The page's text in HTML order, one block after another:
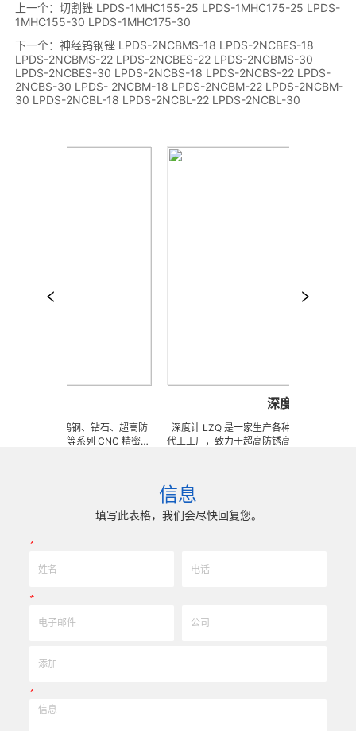
上一个： 切割锉 LPDS-1MHC155-25 LPDS-1MHC175-25 LPDS-
1MHC155-30 LPDS-1MHC175-30
下一个： 神经钨钢锉 LPDS-2NCBMS-18 LPDS-2NCBES-18
LPDS-2NCBMS-22 LPDS-2NCBES-22 LPDS-2NCBMS-30
LPDS-2NCBES-30 LPDS-2NCBS-18 LPDS-2NCBS-22 LPDS-
2NCBS-30 LPDS- 2NCBM-18 LPDS-2NCBM-22 LPDS-2NCBM-
30 LPDS-2NCBL-18 LPDS-2NCBL-22 LPDS-2NCBL-30
陶瓷、钨钢、钻石、超高防
金、钛等系列 CNC 精密刀
深度计
深度计 LZQ 是一家生产各种牙科种植工具部件的
代工工厂，致力于超高防锈高硬度高耐磨、高刚性
精密技术生产加工能力，实现高效率，低成本的
我们专业为客户生产成套手术工具。 有大量现货
来图来样任意定制各种牙科种植工具部件，而且性
高。
信息
填写此表格，我们会尽快回复您。
*
*
*